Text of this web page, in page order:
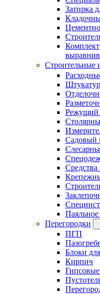
Затирка
Строительные
Режущий
Садовый
Паяльное
Перегородки
ПГП
Блоки
Кирпич